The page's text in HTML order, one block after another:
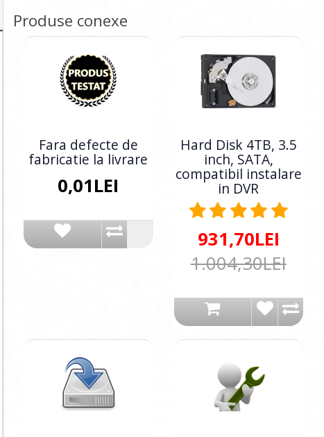
Produse conexe
Fara defecte de
fabricatie la livrare
0,01LEI
Hard Disk 4TB, 3.5
inch, SATA,
compatibil instalare
in DVR
931,70LEI
1.004,30LEI